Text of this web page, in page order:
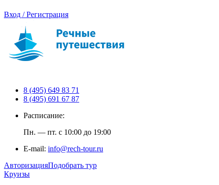
Вход / Регистрация
8 (495) 649 83 71
8 (495) 691 67 87
Расписание:
Пн. — пт. с 10:00 до 19:00
E-mail: info@rech-tour.ru
АвторизацияПодобрать тур
Круизы